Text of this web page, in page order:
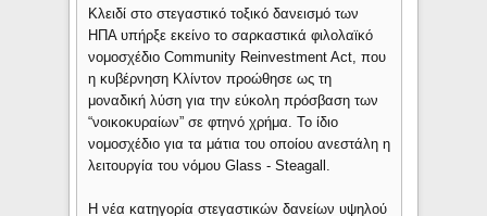
Κλειδί στο στεγαστικό τοξικό δανεισμό των
ΗΠΑ υπήρξε εκείνο το σαρκαστικά φιλολαϊκό
νομοσχέδιο Community Reinvestment Act, που
η κυβέρνηση Κλίντον προώθησε ως τη
μοναδική λύση για την εύκολη πρόσβαση των
“νοικοκυραίων” σε φτηνό χρήμα. Το ίδιο
νομοσχέδιο για τα μάτια του οποίου ανεστάλη η
λειτουργία του νόμου Glass - Steagall.
Η νέα κατηγορία στεγαστικών δανείων υψηλού